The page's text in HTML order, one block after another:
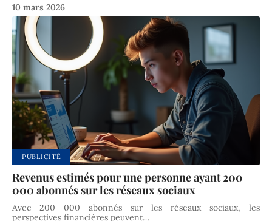
10 mars 2026
PUBLICITÉ
Revenus estimés pour une personne ayant 200
000 abonnés sur les réseaux sociaux
Avec 200 000 abonnés sur les réseaux sociaux, les
perspectives financières peuvent…